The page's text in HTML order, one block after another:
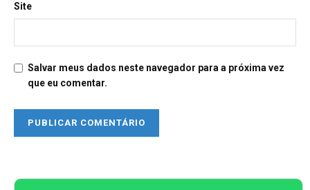
Site
Salvar meus dados neste navegador para a próxima vez
que eu comentar.